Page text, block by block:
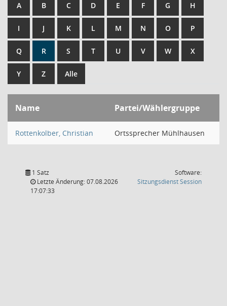
A B C D E F G H
I J K L M N O P
Q R S T U V W X
Y Z Alle
Name Partei/Wählergruppe
Rottenkolber, Christian Ortssprecher Mühlhausen
1 Satz
Letzte Änderung: 07.08.2026
17:07:33
Software:
SitzungsdienstSession(Wird in